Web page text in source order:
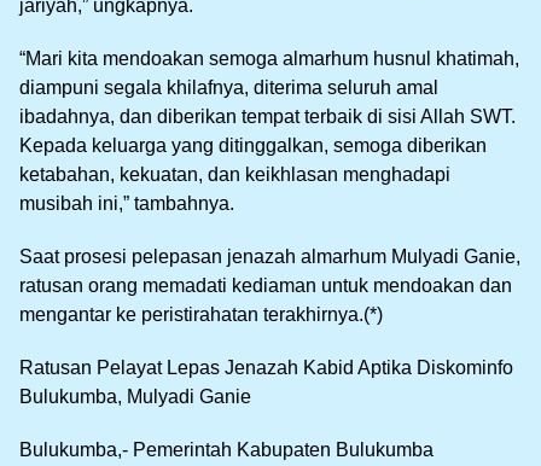
jariyah,” ungkapnya.
“Mari kita mendoakan semoga almarhum husnul khatimah,
diampuni segala khilafnya, diterima seluruh amal
ibadahnya, dan diberikan tempat terbaik di sisi Allah SWT.
Kepada keluarga yang ditinggalkan, semoga diberikan
ketabahan, kekuatan, dan keikhlasan menghadapi
musibah ini,” tambahnya.
Saat prosesi pelepasan jenazah almarhum Mulyadi Ganie,
ratusan orang memadati kediaman untuk mendoakan dan
mengantar ke peristirahatan terakhirnya.(*)
Ratusan Pelayat Lepas Jenazah Kabid Aptika Diskominfo
Bulukumba, Mulyadi Ganie
Bulukumba,- Pemerintah Kabupaten Bulukumba